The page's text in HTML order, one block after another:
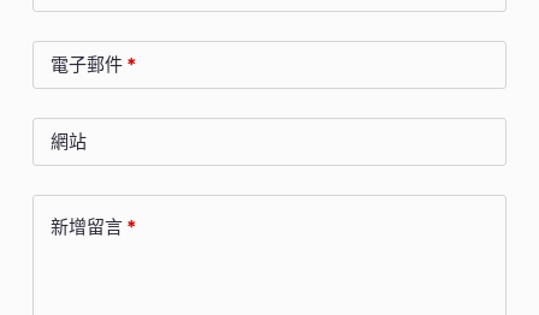
電子郵件*
網站
新增留言*